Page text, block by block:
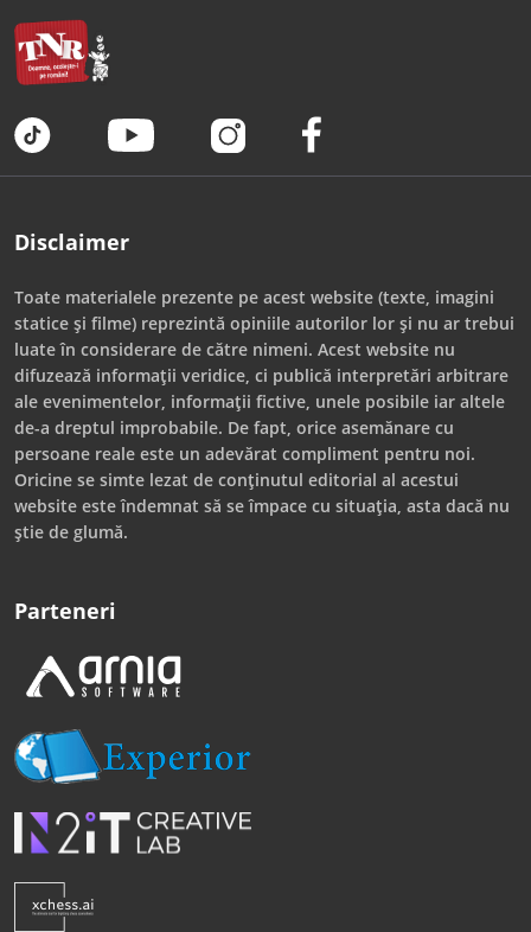
Disclaimer
Toate materialele prezente pe acest website (texte, imagini
statice și filme) reprezintă opiniile autorilor lor și nu ar trebui
luate în considerare de către nimeni. Acest website nu
difuzează informații veridice, ci publică interpretări arbitrare
ale evenimentelor, informații fictive, unele posibile iar altele
de-a dreptul improbabile. De fapt, orice asemănare cu
persoane reale este un adevărat compliment pentru noi.
Oricine se simte lezat de conținutul editorial al acestui
website este îndemnat să se împace cu situația, asta dacă nu
știe de glumă.
Parteneri